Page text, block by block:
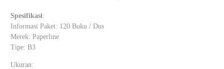
Spesifikasi:
Informasi Paket: 120 Buku / Dus
Merek: Paperline
Tipe: B3
Ukuran: